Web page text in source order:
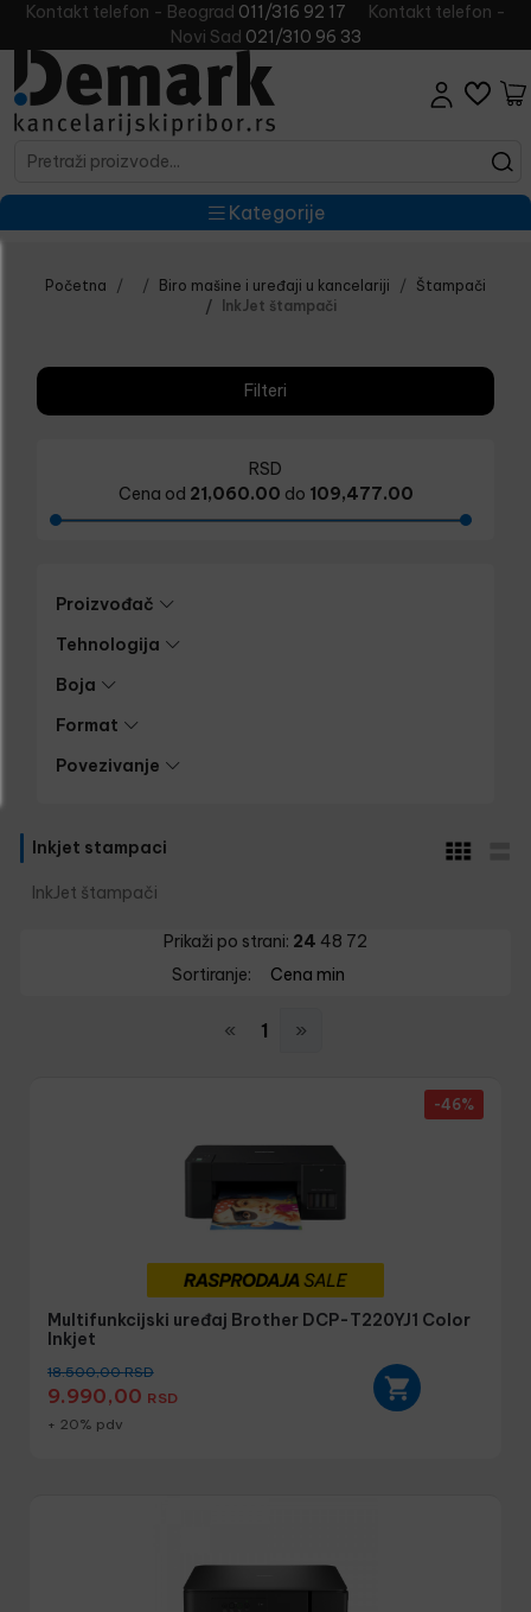
Kontakt telefon - Beograd 011/316 92 17
Kontakt telefon -
Novi Sad 021/310 96 33
Kategorije
Početna Biro mašine i uređaji u kancelariji
Štampači
InkJet štampači
Filteri
RSD
Cena od 21,060.00 do 109,477.00
Proizvođač
Tehnologija
Boja
Format
Povezivanje
Inkjet stampaci
InkJet štampači
Prikaži po strani: 24 48 72
Sortiranje:
Cena min
« 1 »
Multifunkcijski uređaj Brother DCP-T220YJ1 Color
Inkjet
18.500,00RSD
9.990,00 RSD
-46%
+ 20% pdv